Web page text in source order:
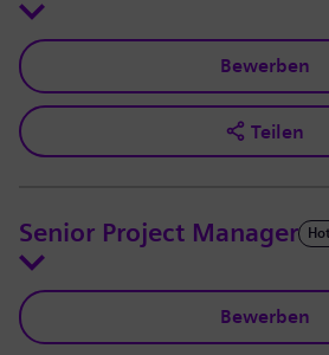
Bewerben
Teilen
Senior Project Manager
Bewerben